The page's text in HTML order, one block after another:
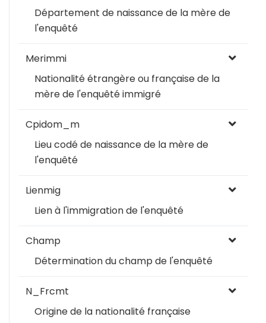
Département de naissance de la mère de
l'enquêté
Merimmi
Nationalité étrangère ou française de la
mère de l'enquêté immigré
Cpidom_m
Lieu codé de naissance de la mère de
l'enquêté
Lienmig
Lien à l'immigration de l'enquêté
Champ
Détermination du champ de l'enquêté
N_Frcmt
Origine de la nationalité française